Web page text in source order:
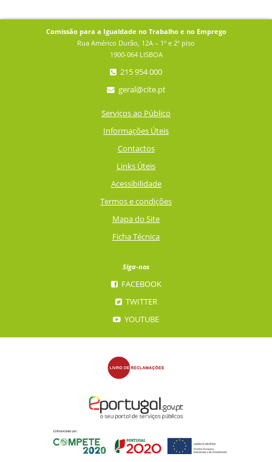
Comissão para a Igualdade no Trabalho e no Emprego
Rua Américo Durão, 12A – 1º e 2º piso
1900-064 LISBOA
215 954 000
geral@cite.pt
Serviços ao Público
Informações Úteis
Contactos
Links Úteis
Acessibilidade
Termos e condições
Mapa do Site
Ficha Técnica
Siga-nos
FACEBOOK
TWITTER
YOUTUBE